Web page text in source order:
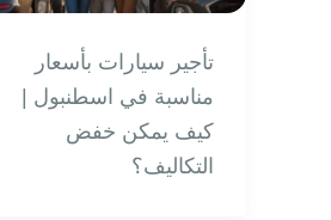
تأجير سيارات بأسعار
مناسبة في اسطنبول |
كيف يمكن خفض
التكاليف؟